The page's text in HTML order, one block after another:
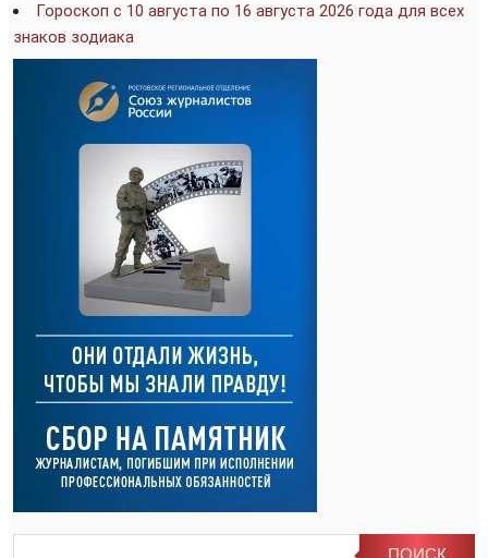
Гороскоп с 10 августа по 16 августа 2026 года для всех
знаков зодиака